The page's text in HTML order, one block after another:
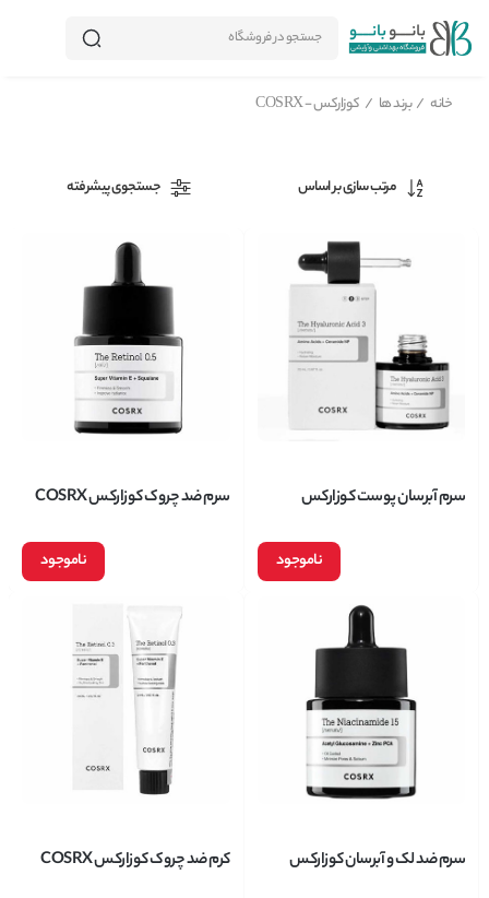
جستجو در فروشگاه
خانه / برند ها / کوزارکس - COSRX
مرتب سازی بر اساس جستجوی پیشرفته
سرم آبرسان پوست کوزارکس
ناموجود
سرم ضد چروک کوزارکس COSRX
ناموجود
سرم ضد لک و آبرسان کوزارکس
کرم ضد چروک کوزارکس COSRX